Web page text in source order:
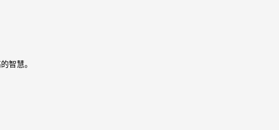
智慧。